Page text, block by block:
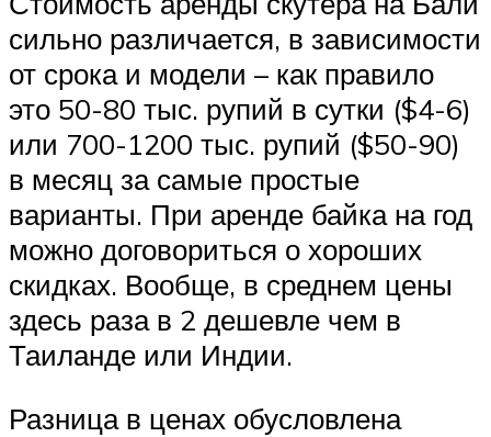
сильно различается, в зависимости
от срока и модели – как правило
это 50-80 тыс. рупий в сутки ($4-6)
или 700-1200 тыс. рупий ($50-90)
в месяц за самые простые
варианты. При аренде байка на год
можно договориться о хороших
скидках. Вообще, в среднем цены
здесь раза в 2 дешевле чем в
Таиланде или Индии.
Разница в ценах обусловлена